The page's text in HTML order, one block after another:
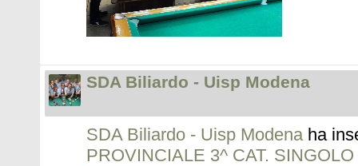
SDA Biliardo - Uisp Modena
SDA Biliardo - Uisp Modenaha
PROVINCIALE 3^ CAT. SINGOLO